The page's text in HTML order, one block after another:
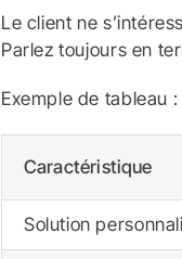
Le client ne
Parlez toujours en
Exemple de tableau :
Caractéristique
Solution